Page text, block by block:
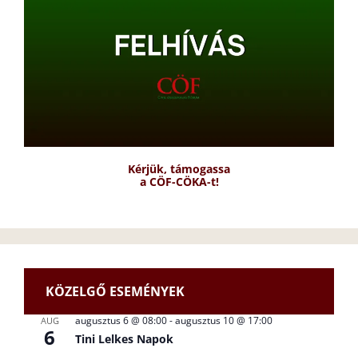
Kérjük, támogassa
a CÖF-CÖKA-t!
KÖZELGŐ ESEMÉNYEK
AUG
6
augusztus 6 @ 08:00-augusztus 10 @ 17:00
Tini Lelkes Napok